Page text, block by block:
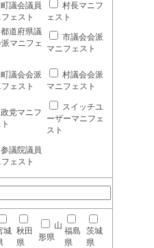
町議会議員
ェスト
村長マニフ
ェスト
都道府県議
マニフェ
市議会会派
マニフェスト
町議会会派
ェスト
村議会会派
マニフェスト
政党マニフ
スイッチユ
ーザーマニフェ
スト
参議院議員
ェスト
城 秋田
県
山
形県
福島
県
茨城
県